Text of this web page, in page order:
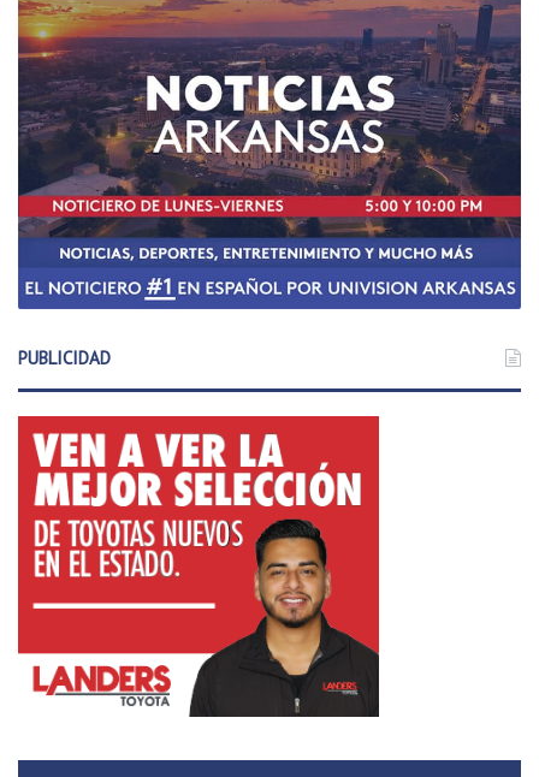
PUBLICIDAD